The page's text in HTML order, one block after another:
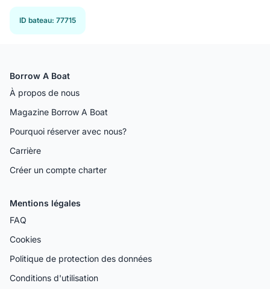
ID bateau: 77715
Borrow A Boat
À propos de nous
Magazine Borrow A Boat
Pourquoi réserver avec nous?
Carrière
Créer un compte charter
Mentions légales
FAQ
Cookies
Politique de protection des données
Conditions d'utilisation